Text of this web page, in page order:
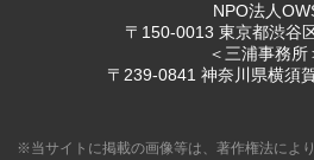
NPO法人
〒150-0013 東京都渋谷
＜三浦事務所
〒239-0841 神奈川県横須
※当サイトに掲載の画像等は、著作権法によ